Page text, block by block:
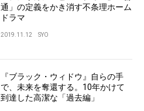
通」の定義をかき消す不条理ホーム
ドラマ
2019.11.12 SYO
『ブラック・ウィドウ』自らの手
で、未来を奪還する。10年かけて
到達した高潔な「過去編」